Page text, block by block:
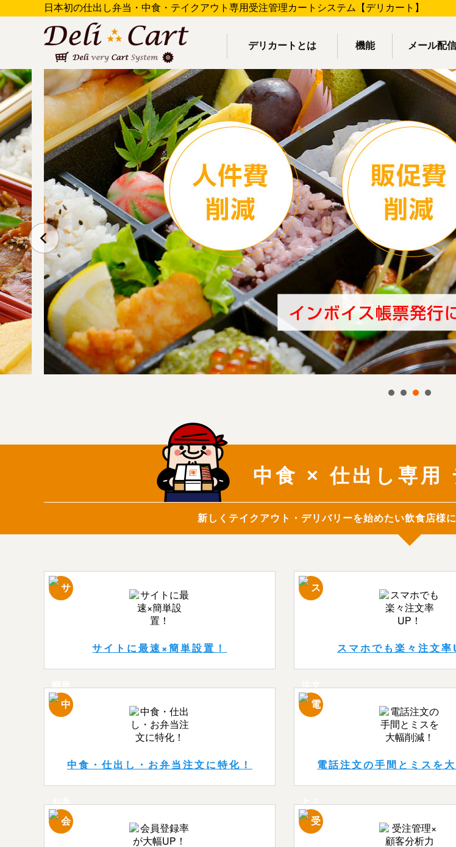
日本初の仕出し弁当・中食・テイクアウト専用受注管理カートシステム【デリカート】
デリカートとは 機能 メール配信
中食 × 仕出し専用
新しくテイクアウト・デリバリーを始めたい飲食店様
サイトに最速×簡単設置！ スマホでも楽々注文率
中食・仕出し・お弁当注文に特化！ 電話注文の手間とミスを大